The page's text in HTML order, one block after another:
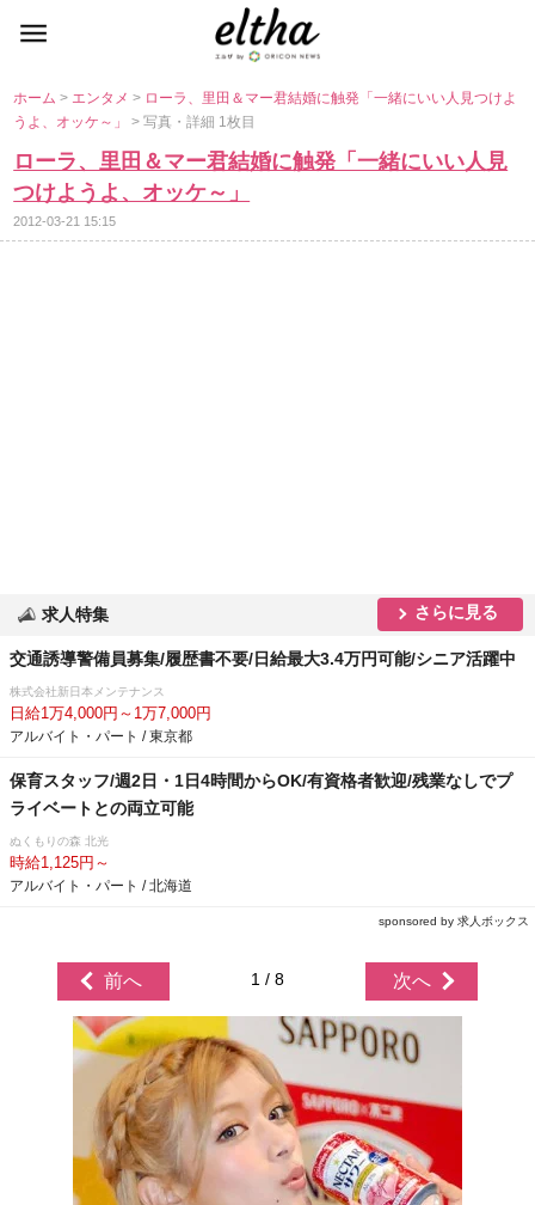
ホーム> エンタメ> ローラ、里田＆マー君結婚に触発「一緒にいい人見つけよ
うよ、オッケ～」> 写真・詳細 1枚目
ローラ、里田＆マー君結婚に触発「一緒にいい人見
つけようよ、オッケ～」
2012-03-21 15:15
求人特集 さらに見る
交通誘導警備員募集/履歴書不要/日給最大3.4万円可能/シニア活躍中
株式会社新日本メンテナンス
日給1万4,000円～1万7,000円
アルバイト・パート / 東京都
保育スタッフ/週2日・1日4時間からOK/有資格者歓迎/残業なしでプ
ライベートとの両立可能
ぬくもりの森 北光
時給1,125円～
アルバイト・パート / 北海道
sponsored by 求人ボックス
前へ 1 / 8 次へ